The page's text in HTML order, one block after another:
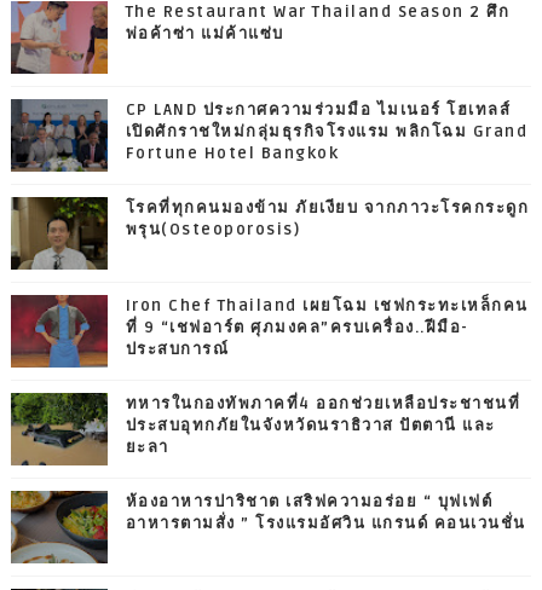
The Restaurant War Thailand Season 2 ศึก
พ่อค้าซ่า แม่ค้าแซ่บ
CP LAND ประกาศความร่วมมือ ไมเนอร์ โฮเทลส์
เปิดศักราชใหม่กลุ่มธุรกิจโรงแรม พลิกโฉม Grand
Fortune Hotel Bangkok
โรคที่ทุกคนมองข้าม ภัยเงียบ จากภาวะโรคกระดูก
พรุน(Osteoporosis)
Iron Chef Thailand เผยโฉม เชฟกระทะเหล็กคน
ที่ 9 “เชฟอาร์ต ศุภมงคล”ครบเครื่อง..ฝีมือ-
ประสบการณ์
ทหารในกองทัพภาคที่4 ออกช่วยเหลือประชาชนที่
ประสบอุทกภัยในจังหวัดนราธิวาส ปัตตานี และ
ยะลา
ห้องอาหารปาริชาต เสริฟความอร่อย “ บุฟเฟต์
อาหารตามสั่ง ” โรงแรมอัศวิน แกรนด์ คอนเวนชั่น